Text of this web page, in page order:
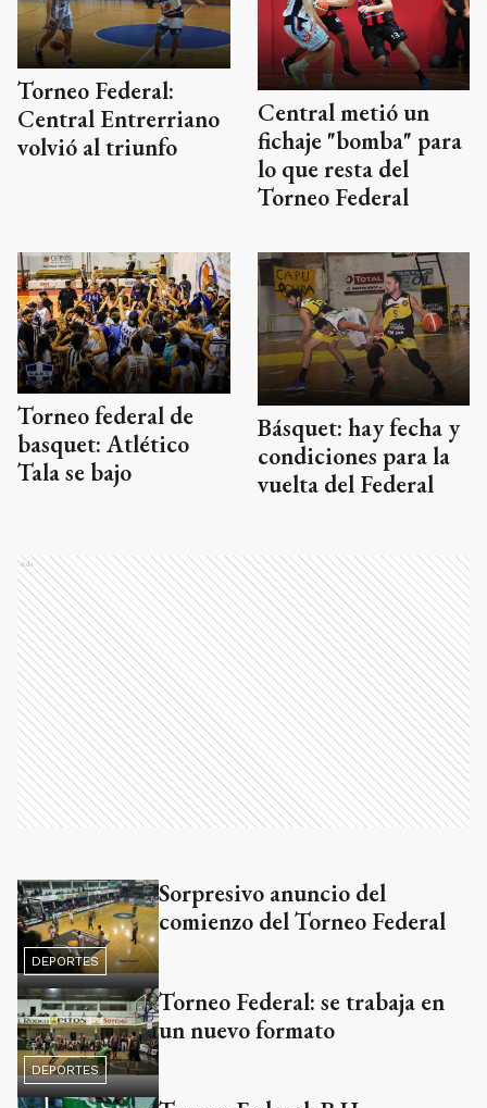
Torneo Federal:
Central Entrerriano
volvió al triunfo
Central metió un
fichaje "bomba" para
lo que resta del
Torneo Federal
Torneo federal de
basquet: Atlético
Tala se bajo
Básquet: hay fecha y
condiciones para la
vuelta del Federal
Ads
DEPORTES
Sorpresivo anuncio del
comienzo del Torneo Federal
DEPORTES
Torneo Federal: se trabaja en
un nuevo formato